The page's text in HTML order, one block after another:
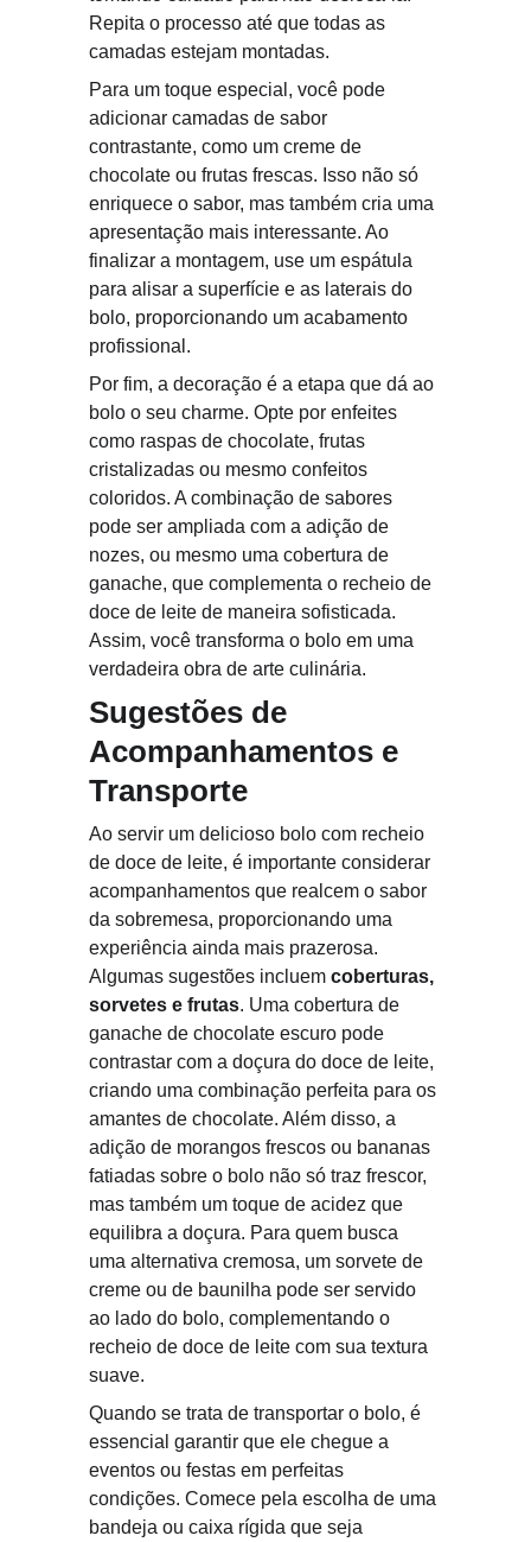
Repita o processo até que todas as
camadas estejam montadas.
Para um toque especial, você pode
adicionar camadas de sabor
contrastante, como um creme de
chocolate ou frutas frescas. Isso não só
enriquece o sabor, mas também cria uma
apresentação mais interessante. Ao
finalizar a montagem, use um espátula
para alisar a superfície e as laterais do
bolo, proporcionando um acabamento
profissional.
Por fim, a decoração é a etapa que dá ao
bolo o seu charme. Opte por enfeites
como raspas de chocolate, frutas
cristalizadas ou mesmo confeitos
coloridos. A combinação de sabores
pode ser ampliada com a adição de
nozes, ou mesmo uma cobertura de
ganache, que complementa o recheio de
doce de leite de maneira sofisticada.
Assim, você transforma o bolo em uma
verdadeira obra de arte culinária.
Sugestões de
Acompanhamentos e
Transporte
Ao servir um delicioso bolo com recheio
de doce de leite, é importante considerar
acompanhamentos que realcem o sabor
da sobremesa, proporcionando uma
experiência ainda mais prazerosa.
Algumas sugestões incluem coberturas,
sorvetes e frutas. Uma cobertura de
ganache de chocolate escuro pode
contrastar com a doçura do doce de leite,
criando uma combinação perfeita para os
amantes de chocolate. Além disso, a
adição de morangos frescos ou bananas
fatiadas sobre o bolo não só traz frescor,
mas também um toque de acidez que
equilibra a doçura. Para quem busca
uma alternativa cremosa, um sorvete de
creme ou de baunilha pode ser servido
ao lado do bolo, complementando o
recheio de doce de leite com sua textura
suave.
Quando se trata de transportar o bolo, é
essencial garantir que ele chegue a
eventos ou festas em perfeitas
condições. Comece pela escolha de uma
bandeja ou caixa rígida que seja